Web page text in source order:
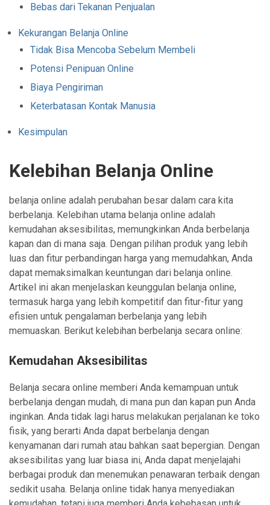
Bebas dari Tekanan Penjualan
Kekurangan Belanja Online
Tidak Bisa Mencoba Sebelum Membeli
Potensi Penipuan Online
Biaya Pengiriman
Keterbatasan Kontak Manusia
Kesimpulan
Kelebihan Belanja Online
belanja online adalah perubahan besar dalam cara kita
berbelanja. Kelebihan utama belanja online adalah
kemudahan aksesibilitas, memungkinkan Anda berbelanja
kapan dan di mana saja. Dengan pilihan produk yang lebih
luas dan fitur perbandingan harga yang memudahkan, Anda
dapat memaksimalkan keuntungan dari belanja online.
Artikel ini akan menjelaskan keunggulan belanja online,
termasuk harga yang lebih kompetitif dan fitur-fitur yang
efisien untuk pengalaman berbelanja yang lebih
memuaskan. Berikut kelebihan berbelanja secara online:
Kemudahan Aksesibilitas
Belanja secara online memberi Anda kemampuan untuk
berbelanja dengan mudah, di mana pun dan kapan pun Anda
inginkan. Anda tidak lagi harus melakukan perjalanan ke toko
fisik, yang berarti Anda dapat berbelanja dengan
kenyamanan dari rumah atau bahkan saat bepergian. Dengan
aksesibilitas yang luar biasa ini, Anda dapat menjelajahi
berbagai produk dan menemukan penawaran terbaik dengan
sedikit usaha. Belanja online tidak hanya menyediakan